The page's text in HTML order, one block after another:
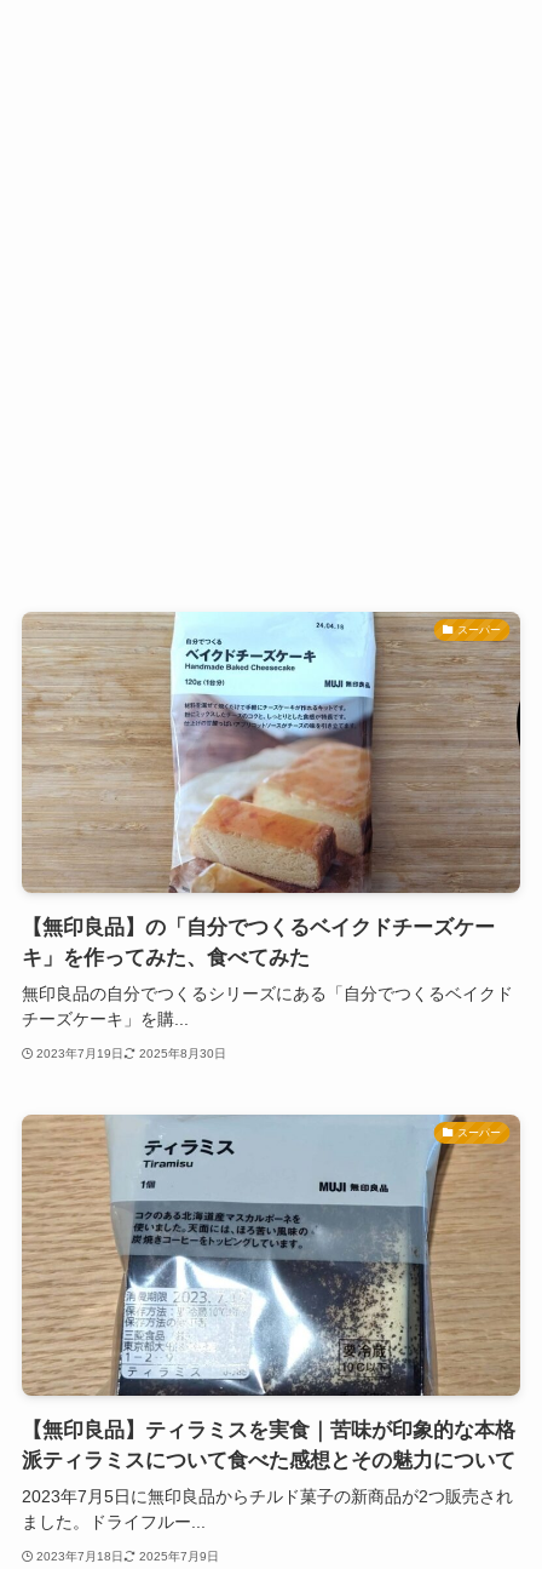
スーパー
【無印良品】の「自分でつくるベイクドチーズケー
キ」を作ってみた、食べてみた
無印良品の自分でつくるシリーズにある「自分でつくるベイクド
チーズケーキ」を購...
2023年7月19日 2025年8月30日
スーパー
【無印良品】ティラミスを実食｜苦味が印象的な本格
派ティラミスについて食べた感想とその魅力について
2023年7月5日に無印良品からチルド菓子の新商品が2つ販売され
ました。ドライフルー...
2023年7月18日 2025年7月9日